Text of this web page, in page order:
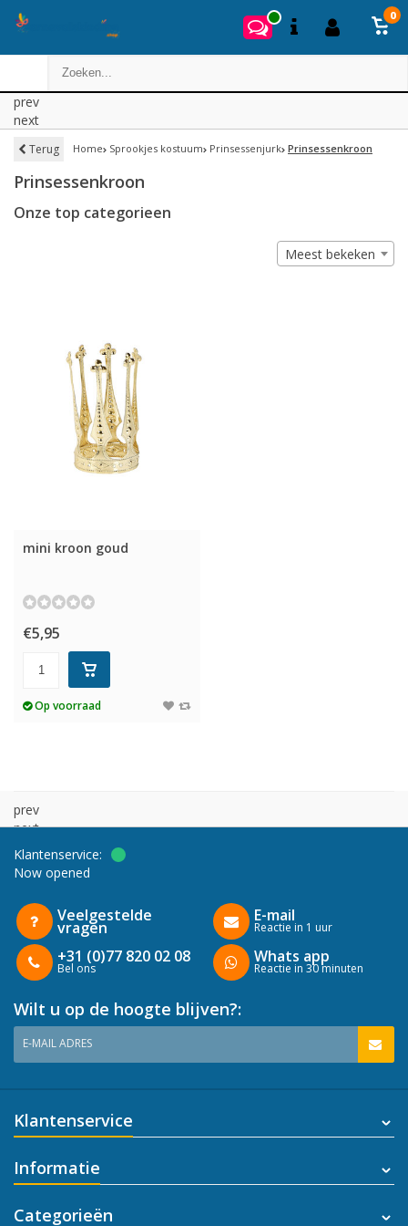
0
prev
next
Terug Home Sprookjes kostuum Prinsessenjurk Prinsessenkroon
Prinsessenkroon
Onze top categorieen
Meest bekeken
mini kroon goud
€5,95
Op voorraad
prev
next
Klantenservice:
Now opened
Veelgestelde
vragen
+31 (0)77 820 02 08
Bel ons
E-mail
Reactie in 1 uur
Whats app
Reactie in 30 minuten
Wilt u op de hoogte blijven?:
E-MAIL ADRES
Klantenservice
Informatie
Categorieën